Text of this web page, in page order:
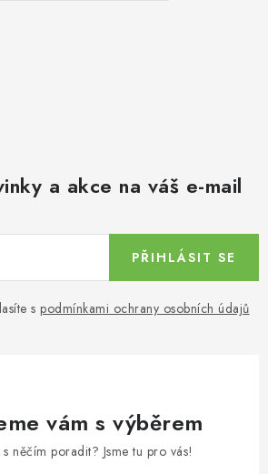
a akce na váš e-mail
s podmínkami ochrany osobních údajů
PŘIHLÁSIT SE
vám s výběrem
něčím poradit? Jsme tu pro vás!